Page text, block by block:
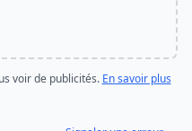
voir de publicités. En savoir plus